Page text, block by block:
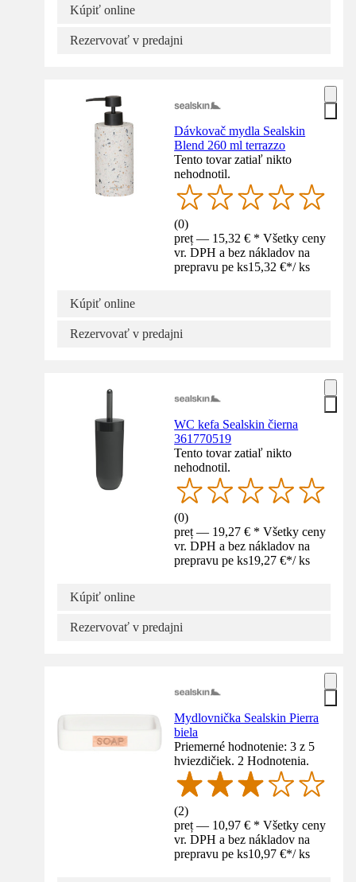
Kúpiť online
Rezervovať v predajni
Dávkovač mydla Sealskin
Blend 260 ml terrazzo
Tento tovar zatiaľ nikto
nehodnotil.
(0)
preț — 15,32 € * Všetky ceny
vr. DPH a bez nákladov na
prepravu pe ks15,32 €*/ ks
Kúpiť online
Rezervovať v predajni
WC kefa Sealskin čierna
361770519
Tento tovar zatiaľ nikto
nehodnotil.
(0)
preț — 19,27 € * Všetky ceny
vr. DPH a bez nákladov na
prepravu pe ks19,27 €*/ ks
Kúpiť online
Rezervovať v predajni
Mydlovnička Sealskin Pierra
biela
Priemerné hodnotenie: 3 z 5
hviezdičiek. 2 Hodnotenia.
(2)
preț — 10,97 € * Všetky ceny
vr. DPH a bez nákladov na
prepravu pe ks10,97 €*/ ks